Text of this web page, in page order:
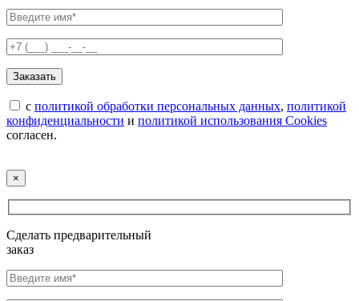
с политикой обработки персональных данных, политикой
конфиденциальности и политикой использования Cookies
согласен.
×
Сделать предварительный
заказ